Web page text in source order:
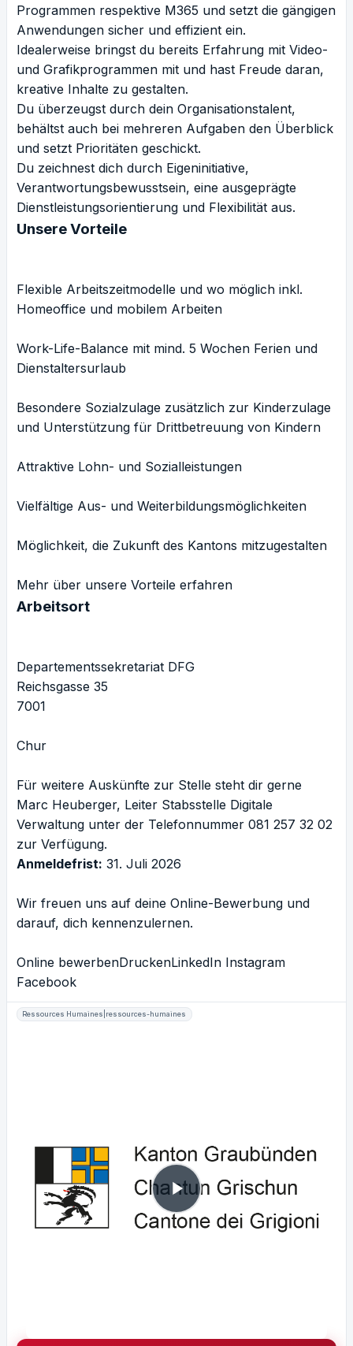
Programmen respektive M365 und setzt die gängigen
Anwendungen sicher und effizient ein.
Idealerweise bringst du bereits Erfahrung mit Video-
und Grafikprogrammen mit und hast Freude daran,
kreative Inhalte zu gestalten.
Du überzeugst durch dein Organisationstalent,
behältst auch bei mehreren Aufgaben den Überblick
und setzt Prioritäten geschickt.
Du zeichnest dich durch Eigeninitiative,
Verantwortungsbewusstsein, eine ausgeprägte
Dienstleistungsorientierung und Flexibilität aus.
Unsere Vorteile
Flexible Arbeitszeitmodelle und wo möglich inkl.
Homeoffice und mobilem Arbeiten
Work-Life-Balance mit mind. 5 Wochen Ferien und
Dienstaltersurlaub
Besondere Sozialzulage zusätzlich zur Kinderzulage
und Unterstützung für Drittbetreuung von Kindern
Attraktive Lohn- und Sozialleistungen
Vielfältige Aus- und Weiterbildungsmöglichkeiten
Möglichkeit, die Zukunft des Kantons mitzugestalten
Mehr über unsere Vorteile erfahren
Arbeitsort
Departementssekretariat DFG
Reichsgasse 35
7001
Chur
Für weitere Auskünfte zur Stelle steht dir gerne
Marc Heuberger, Leiter Stabsstelle Digitale
Verwaltung unter der Telefonnummer 081 257 32 02
zur Verfügung.
Anmeldefrist: 31. Juli 2026
Wir freuen uns auf deine Online-Bewerbung und
darauf, dich kennenzulernen.
Online bewerbenDruckenLinkedIn Instagram
Facebook
Ressources Humaines|ressources-humaines